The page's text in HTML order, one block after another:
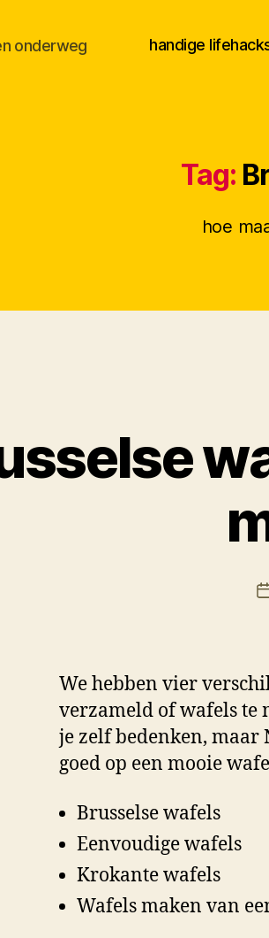
onderweg handige
Tag:
hoe
We hebben vier
verzameld of wafels te
je zelf bedenken,
goed op een mooie
Brusselse wafels
Eenvoudige wafels
Krokante wafels
Wafels maken van